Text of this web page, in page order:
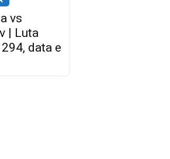
vs
| Luta
data e